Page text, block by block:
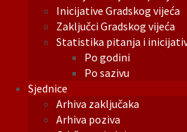
Inicijative Gradskog vijeća
Zaključci Gradskog vijeća
Statistika pitanja i
Po godini
Po sazivu
Sjednice
Arhiva zaključaka
Arhiva poziva